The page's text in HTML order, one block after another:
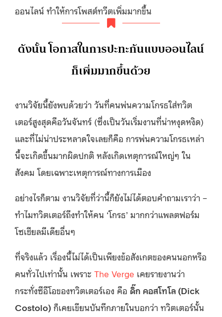
ออนไลน์ ทำให้การโพสต์ทวีตเพิ่มมากขึ้น
ดังนั้น โอกาสในการปะทะกันแบบออนไลน์
ก็เพิ่มมากขึ้นด้วย
งานวิจัยนี้ยังพบด้วยว่า วันที่คนพ่นความโกรธใส่ทวิต
เตอร์สูงสุดคือวันจันทร์ (ซึ่งเป็นวันเริ่มงานที่น่าหงุดหงิด)
และที่ไม่น่าประหลาดใจเลยก็คือ การพ่นความโกรธเหล่า
นี้จะเกิดขึ้นมากผิดปกติ หลังเกิดเหตุการณ์ใหญ่ๆ ใน
สังคม โดยเฉพาะเหตุการณ์ทางการเมือง
อย่างไรก็ตาม งานวิจัยที่ว่านี้ก็ยังไม่ได้ตอบคำถามเราว่า –
ทำไมทวิตเตอร์ถึงทำให้คน ‘โกรธ’ มากกว่าแพลตฟอร์ม
โซเชียลมีเดียอื่นๆ
ที่จริงแล้ว เรื่องนี้ไม่ได้เป็นเพียงข้อสังเกตของคนนอกหรือ
คนทั่วไปเท่านั้น เพราะ The Verge เคยรายงานว่า
กระทั่งซีอีโอของทวิตเตอร์เอง คือ ดิ๊ก คอสโทโล (Dick
Costolo) ก็เคยเขียนบันทึกภายในบอกว่า ทวิตเตอร์นั้น